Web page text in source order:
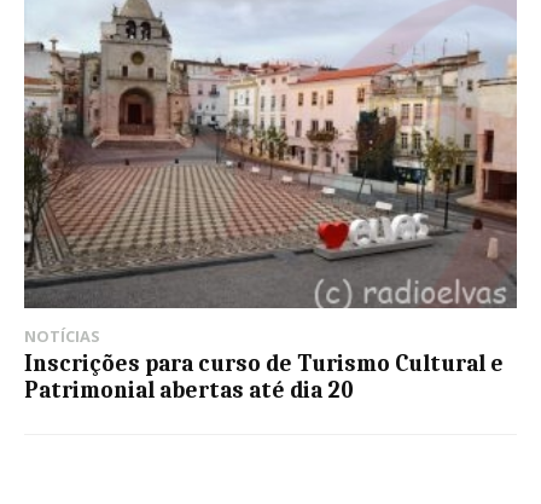
NOTÍCIAS
Inscrições para curso de Turismo Cultural e
Patrimonial abertas até dia 20